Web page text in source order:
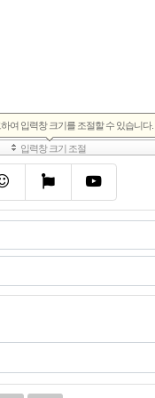
이모티콘폰트어썸동영상